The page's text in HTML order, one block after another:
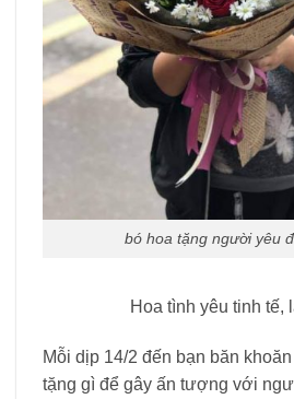
bó hoa tặng người yêu
Hoa tình yêu tinh tế,
Mỗi dịp 14/2 đến bạn băn
tặng gì để gây ấn tượng với